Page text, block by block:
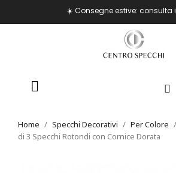
☀️ Consegne estive: consulta i
Home Specchi Decorativi Per Colore
di 3 Specchi Rotondi con Cornice Dorata